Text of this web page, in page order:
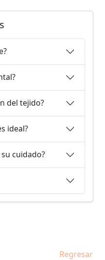
del tejido?
ideal?
cuidado?
Regresar